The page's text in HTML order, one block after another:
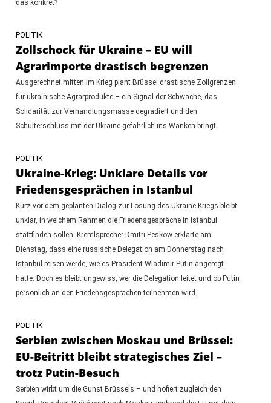
das konkret?
POLITIK
Zollschock für Ukraine – EU will
Agrarimporte drastisch begrenzen
Ausgerechnet mitten im Krieg plant Brüssel drastische Zollgrenzen
für ukrainische Agrarprodukte – ein Signal der Schwäche, das
Solidarität zur Verhandlungsmasse degradiert und den
Schulterschluss mit der Ukraine gefährlich ins Wanken bringt.
POLITIK
Ukraine-Krieg: Unklare Details vor
Friedensgesprächen in Istanbul
Kurz vor dem geplanten Dialog zur Lösung des Ukraine-Kriegs bleibt
unklar, in welchem Rahmen die Friedensgespräche in Istanbul
stattfinden sollen. Kremlsprecher Dmitri Peskow erklärte am
Dienstag, dass eine russische Delegation am Donnerstag nach
Istanbul reisen werde, wie es Präsident Wladimir Putin angeregt
hatte. Doch es bleibt ungewiss, wer die Delegation leitet und ob Putin
persönlich an den Friedensgesprächen teilnehmen wird.
POLITIK
Serbien zwischen Moskau und Brüssel:
EU-Beitritt bleibt strategisches Ziel –
trotz Putin-Besuch
Serbien wirbt um die Gunst Brüssels – und hofiert zugleich den